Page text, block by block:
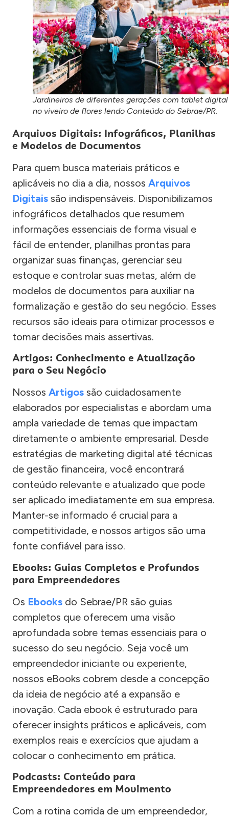
Jardineiros de diferentes gerações com tablet digital
no viveiro de flores lendo Conteúdo do Sebrae/PR.
Arquivos Digitais: Infográficos, Planilhas
e Modelos de Documentos
Para quem busca materiais práticos e
aplicáveis no dia a dia, nossos Arquivos
Digitais são indispensáveis. Disponibilizamos
infográficos detalhados que resumem
informações essenciais de forma visual e
fácil de entender, planilhas prontas para
organizar suas finanças, gerenciar seu
estoque e controlar suas metas, além de
modelos de documentos para auxiliar na
formalização e gestão do seu negócio. Esses
recursos são ideais para otimizar processos e
tomar decisões mais assertivas.
Artigos: Conhecimento e Atualização
para o Seu Negócio
Nossos Artigos são cuidadosamente
elaborados por especialistas e abordam uma
ampla variedade de temas que impactam
diretamente o ambiente empresarial. Desde
estratégias de marketing digital até técnicas
de gestão financeira, você encontrará
conteúdo relevante e atualizado que pode
ser aplicado imediatamente em sua empresa.
Manter-se informado é crucial para a
competitividade, e nossos artigos são uma
fonte confiável para isso.
Ebooks: Guias Completos e Profundos
para Empreendedores
Os Ebooks do Sebrae/PR são guias
completos que oferecem uma visão
aprofundada sobre temas essenciais para o
sucesso do seu negócio. Seja você um
empreendedor iniciante ou experiente,
nossos eBooks cobrem desde a concepção
da ideia de negócio até a expansão e
inovação. Cada ebook é estruturado para
oferecer insights práticos e aplicáveis, com
exemplos reais e exercícios que ajudam a
colocar o conhecimento em prática.
Podcasts: Conteúdo para
Empreendedores em Movimento
Com a rotina corrida de um empreendedor,